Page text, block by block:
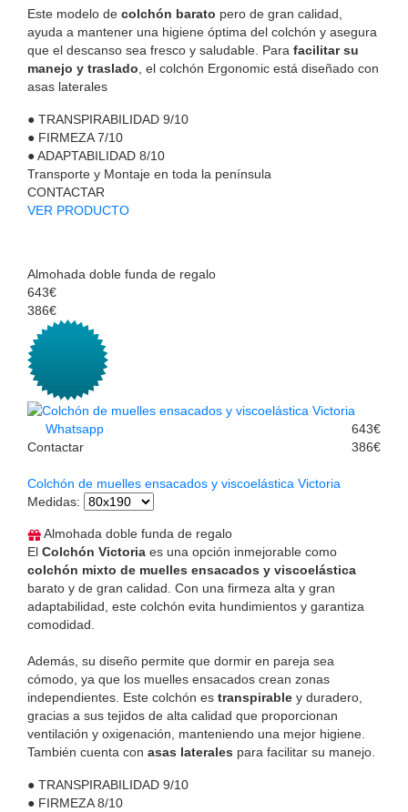
Este modelo de colchón barato pero de gran calidad,
ayuda a mantener una higiene óptima del colchón y asegura
que el descanso sea fresco y saludable. Para facilitar su
manejo y traslado , el colchón Ergonomic está diseñado con
asas laterales
● TRANSPIRABILIDAD 9/10
● FIRMEZA 7/10
●ADAPTABILIDAD 8/10
Transporte y Montaje en toda la península
CONTACTAR
VER PRODUCTO
Almohada doble funda de regalo
643€
386€
Whatsapp
Contactar
643€
386€
Colchón de muelles ensacados y viscoelástica Victoria
Medidas:
Almohada doble funda de regalo
El Colchón Victoria es una opción inmejorable como
colchón mixto de muelles ensacados y viscoelástica
barato y de gran calidad. Con una firmeza alta y gran
adaptabilidad, este colchón evita hundimientos y garantiza
comodidad.
Además, su diseño permite que dormir en pareja sea
cómodo, ya que los muelles ensacados crean zonas
independientes. Este colchón es transpirable y duradero,
gracias a sus tejidos de alta calidad que proporcionan
ventilación y oxigenación, manteniendo una mejor higiene.
También cuenta con asas laterales para facilitar su manejo.
● TRANSPIRABILIDAD 9/10
● FIRMEZA 8/10